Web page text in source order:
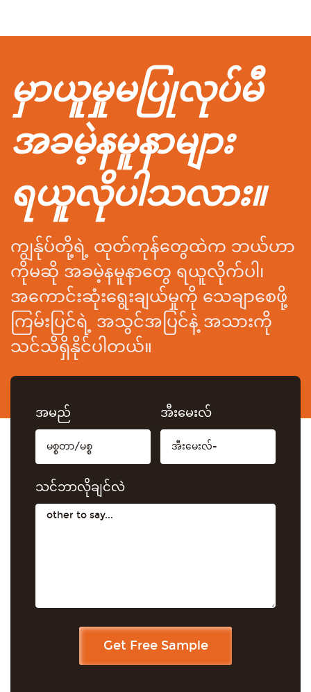
မှာယူမှုမပြုလုပ်မီ
အခမဲ့နမူနာများ
ရယူလိုပါသလား။
ကျွန်ုပ်တို့ရဲ့ ထုတ်ကုန်တွေထဲက ဘယ်ဟာ
ကိုမဆို အခမဲ့နမူနာတွေ ရယူလိုက်ပါ၊
အကောင်းဆုံးရွေးချယ်မှုကို သေချာစေဖို့
ကြမ်းပြင်ရဲ့ အသွင်အပြင်နဲ့ အသားကို
သင်သိရှိနိုင်ပါတယ်။
အမည် အီးမေးလ်
သင်ဘာလိုချင်လဲ